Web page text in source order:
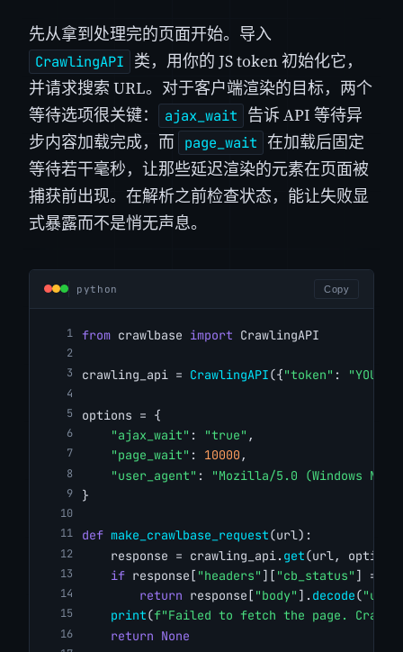
先从拿到处理完的页面开始。导入
CrawlingAPI
类，用你的 JS token 初始化它，
并请求搜索 URL。对于客户端渲染的目标，两个
等待选项很关键：
ajax_wait
告诉 API 等待异
步内容加载完成，而
page_wait 在加载后固定
等待若干毫秒，让那些延迟渲染的元素在页面被
捕获前出现。在解析之前检查状态，能让失败显
式暴露而不是悄无声息。
python Copy
from crawlbase import CrawlingAPI
crawling_api = CrawlingAPI({"token" :
options = {
"ajax_wait" : "true" ,
"page_wait" : 10000 ,
"user_agent" :
"Mozilla/5.0 (Windows NT
}
def make_crawlbase_request(url):
    response = crawling_api.
get(url,
if response[ "headers" ][ "cb_status" ] ==
return response[ "body" ]. decode("utf-
print(f"Failed to fetch the page.
return None